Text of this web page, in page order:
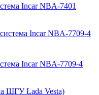
Incar NBA-7401
Incar NBA-7709-4